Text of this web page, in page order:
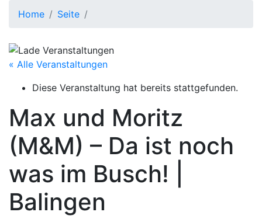
Home Seite
« Alle Veranstaltungen
Diese Veranstaltung hat bereits stattgefunden.
Max und Moritz
(M&M) – Da ist noch
was im Busch! |
Balingen